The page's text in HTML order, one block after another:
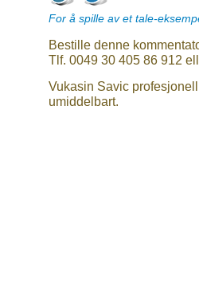
For å spille av et tale-
Bestille denne
Tlf. 0049 30 405 86 912
Vukasin Savic
umiddelbart.